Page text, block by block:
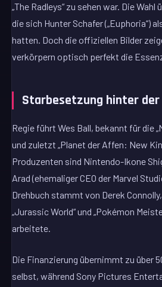
„The Radleys“ zu sehen war. Die
die sich Hunter Schafer („Euphoria“)
hatten. Doch die offiziellen Bilder
verkörpern optisch perfekt die
Starbesetzung hinter der
Regie führt Wes Ball, bekannt für die
und zuletzt „Planet der Affen: New
Produzenten sind Nintendo-Ikone
Arad (ehemaliger CEO der Marvel
Drehbuch stammt von Derek
„Jurassic World“ und „Pokémon
arbeitete.
Die Finanzierung übernimmt zu über
selbst, während Sony Pictures